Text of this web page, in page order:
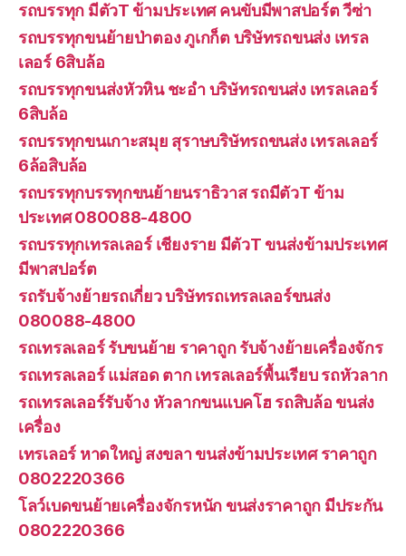
รถบรรทุก มีตัวT ข้ามประเทศ คนขับมีพาสปอร์ต วีซ่า
รถบรรทุกขนย้ายป่าตอง ภูเกก็ต บริษัทรถขนส่ง เทรล
เลอร์ 6สิบล้อ
รถบรรทุกขนส่งหัวหิน ชะอำ บริษัทรถขนส่ง เทรลเลอร์
6สิบล้อ
รถบรรทุกขนเกาะสมุย สุราษบริษัทรถขนส่ง เทรลเลอร์
6ล้อสิบล้อ
รถบรรทุกบรรทุกขนย้ายนราธิวาส รถมีตัวT ข้าม
ประเทศ 080088-4800
รถบรรทุกเทรลเลอร์ เชียงราย มีตัวT ขนส่งข้ามประเทศ
มีพาสปอร์ต
รถรับจ้างย้ายรถเกี่ยว บริษัทรถเทรลเลอร์ขนส่ง
080088-4800
รถเทรลเลอร์ รับขนย้าย ราคาถูก รับจ้างย้ายเครื่องจักร
รถเทรลเลอร์ แม่สอด ตาก เทรลเลอร์พื้นเรียบ รถหัวลาก
รถเทรลเลอร์รับจ้าง หัวลากขนแบคโฮ รถสิบล้อ ขนส่ง
เครื่อง
เทรเลอร์ หาดใหญ่ สงขลา ขนส่งข้ามประเทศ ราคาถูก
0802220366
โลว์เบดขนย้ายเครื่องจักรหนัก ขนส่งราคาถูก มีประกัน
0802220366